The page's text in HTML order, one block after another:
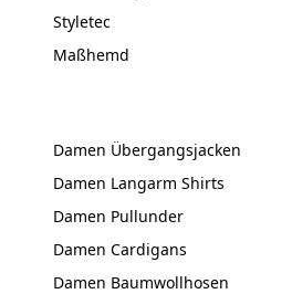
Styletec
Maßhemd
Damen Übergangsjacken
Damen Langarm Shirts
Damen Pullunder
Damen Cardigans
Damen Baumwollhosen